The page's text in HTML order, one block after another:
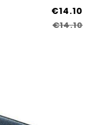
€14.10
€14.10